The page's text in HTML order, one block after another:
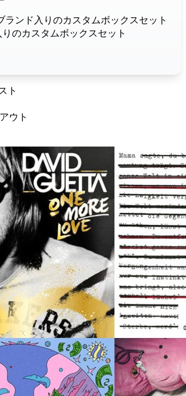
ランド入りのカスタムボックスセット
のカスタムボックスセット
ト
ウト